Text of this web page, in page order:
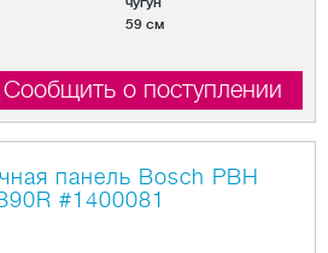
59 см
Сообщить о поступлении
панель Bosch PBH
#1400081